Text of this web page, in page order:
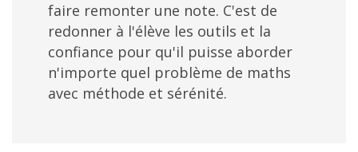
faire remonter une note. C'est de
redonner à l'élève les outils et la
confiance pour qu'il puisse aborder
n'importe quel problème de maths
avec méthode et sérénité.